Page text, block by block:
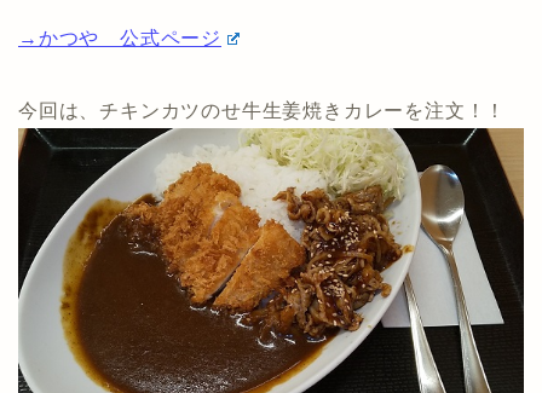
→かつや 公式ページ
今回は、チキンカツのせ牛生姜焼きカレーを注文！！